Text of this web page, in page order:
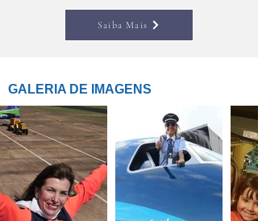
Saiba Mais
GALERIA DE IMAGENS